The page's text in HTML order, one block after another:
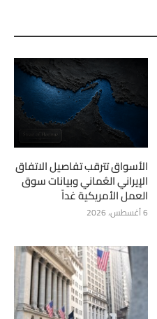
الأسواق تترقب تفاصيل الاتفاق
الإيراني العُماني وبيانات سوق
العمل الأمريكية غداً
6 أغسطس، 2026